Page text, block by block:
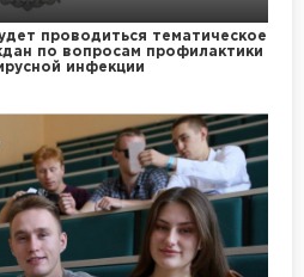
проводиться тематическое
по вопросам профилактики
инфекции